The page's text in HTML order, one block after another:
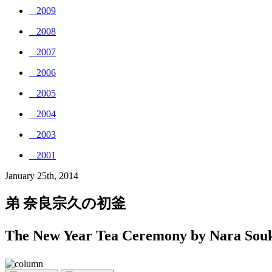
_ 2009
_ 2008
_ 2007
_ 2006
_ 2005
_ 2004
_ 2003
_ 2001
January 25th, 2014
弟 奈良宗久の初釜
The New Year Tea Ceremony by Nara